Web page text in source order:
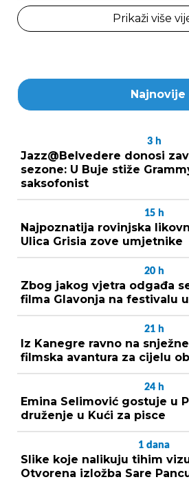
Prikaži više
Najnovije
3 h
Jazz@Belvedere donosi
sezone: U Buje stiže
saksofonist
15 h
Najpoznatija rovinjska
Ulica Grisia zove umjetnike
20 h
Zbog jakog vjetra odgađa
filma Glavonja na festivalu
21 h
Iz Kanegre ravno na
filmska avantura za cijelu
24 h
Emina Selimović gostuje u
druženje u Kući za pisce
1 dana
Slike koje nalikuju tihim
Otvorena izložba Sare